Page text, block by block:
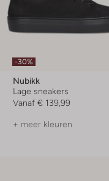
-30%
Nubikk
Lage sneakers
Vanaf € 139,99
+ meer kleuren